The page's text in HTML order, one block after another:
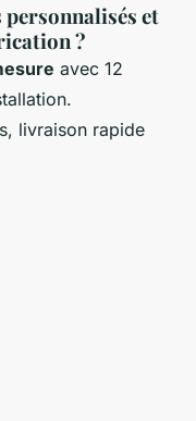
personnalisés et
?
avec 12
livraison rapide